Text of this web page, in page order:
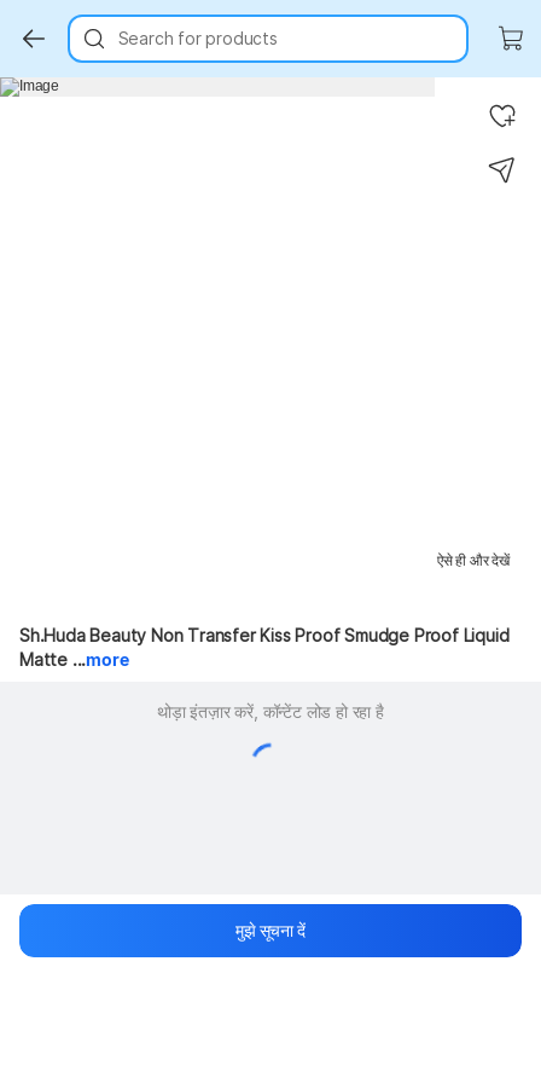
Search for products
Key Highlights
ऐसे ही और देखें
Sh.Huda Beauty Non Transfer Kiss Proof Smudge Proof Liquid
Matte ...more
थोड़ा इंतज़ार करें, कॉन्टेंट लोड हो रहा है
मुझे सूचना दें